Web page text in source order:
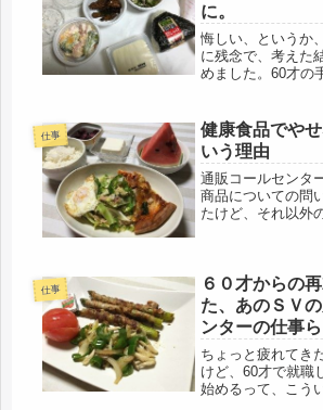
に。
悔しい、というか
に残念で、考えた
めました。60才の
会社の同僚から電
か、いい仕事ある
仕事
健康食品でや
いう理由
通販コールセンタ
商品についての問
たけど、それ以外
ってくる内容で一
も...
仕事
６０才からの
た、あのＳＶ
ンターの仕事ら
ちょっと疲れてき
けど、60才で就職
始めるって、こう